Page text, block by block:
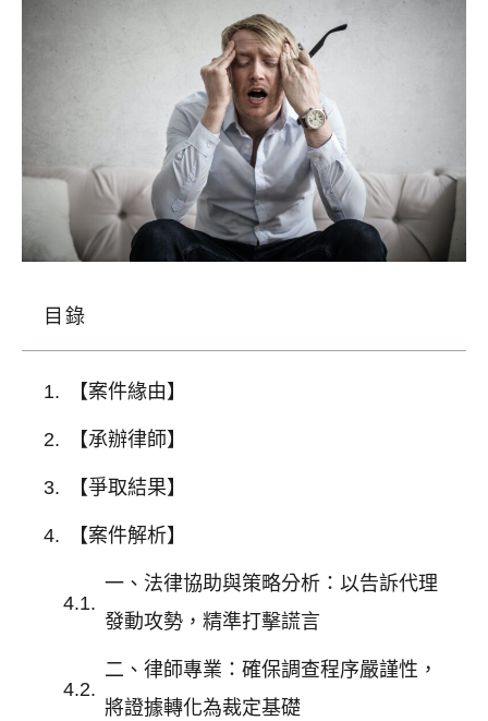
目錄
【案件緣由】
【承辦律師】
【爭取結果】
【案件解析】
一、法律協助與策略分析：以告訴代理
發動攻勢，精準打擊謊言
二、律師專業：確保調查程序嚴謹性，
將證據轉化為裁定基礎